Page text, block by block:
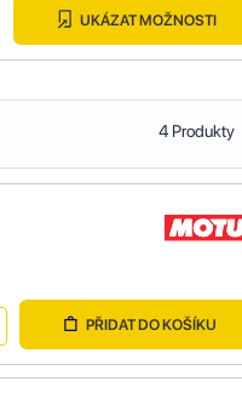
UKÁZAT MOŽNOSTI
4 Produkty
PŘIDAT DO KOŠÍKU